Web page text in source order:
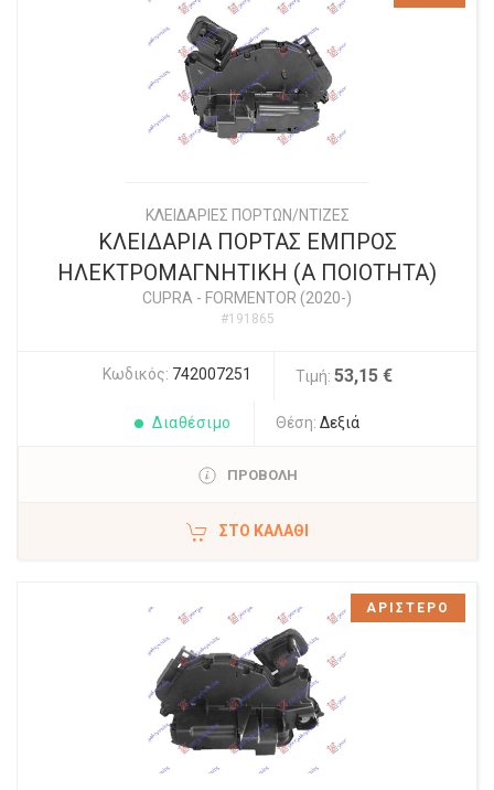
ΚΛΕΙΔΑΡΙΕΣ ΠΟΡΤΩΝ/ΝΤΙΖΕΣ
ΚΛΕΙΔΑΡΙΑ ΠΟΡΤΑΣ ΕΜΠΡΟΣ
ΗΛΕΚΤΡΟΜΑΓΝΗΤΙΚΗ (Α ΠΟΙΟΤΗΤΑ)
CUPRA - FORMENTOR (2020-)
#191865
Κωδικός: 742007251 Τιμή: 53,15 €
Διαθέσιμο Θέση: Δεξιά
ΠΡΟΒΟΛΗ
ΣΤΟ ΚΑΛΆΘΙ
ΑΡΙΣΤΕΡΟ